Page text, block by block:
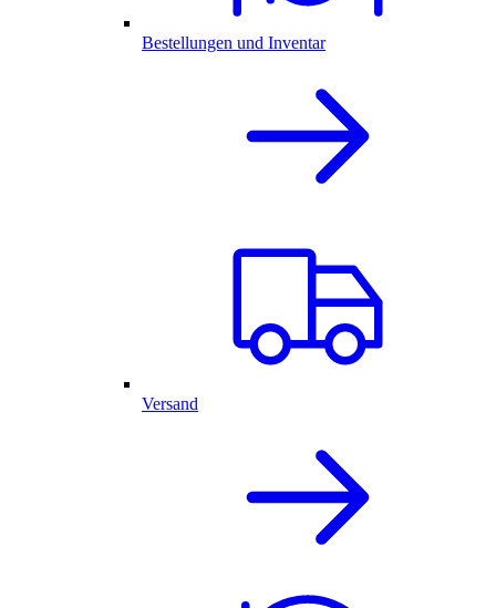
Bestellungen und Inventar
Versand